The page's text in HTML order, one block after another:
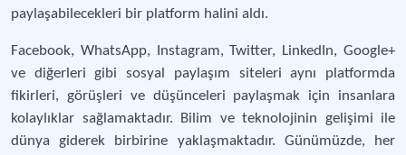
paylaşabilecekleri bir platform halini aldı.
Facebook, WhatsApp, Instagram, Twitter, LinkedIn, Google+
ve diğerleri gibi sosyal paylaşım siteleri aynı platformda
fikirleri, görüşleri ve düşünceleri paylaşmak için insanlara
kolaylıklar sağlamaktadır. Bilim ve teknolojinin gelişimi ile
dünya giderek birbirine yaklaşmaktadır. Günümüzde, her